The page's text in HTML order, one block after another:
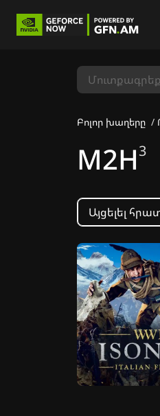
Բոլոր խաղերը
M2H3
Այցելել